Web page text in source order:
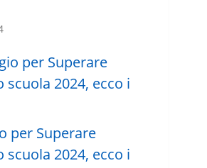
per Superare
scuola 2024, ecco i